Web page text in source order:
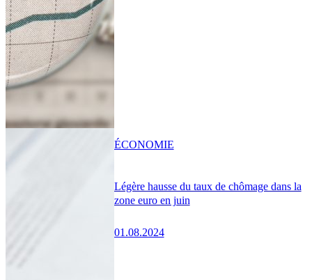
Légère hausse du taux de chômage dans la
zone euro en juin
01.08.2024
ÉCONOMIE